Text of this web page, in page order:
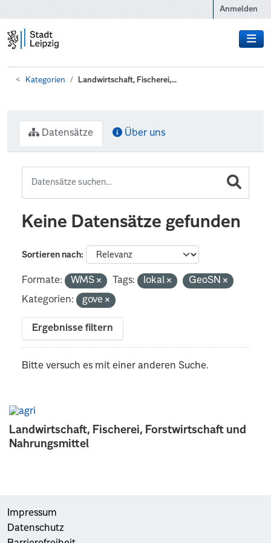
Anmelden
Kategorien Landwirtschaft, Fischerei,...
Landwirtschaft, Fischerei, Forstwirtschaft und
Nahrungsmittel
Datensätze Über uns
Keine Datensätze gefunden
Sortieren nach
Formate: WMS Tags: lokal
GeoSN
Kategorien:
gove
Ergebnisse filtern
Bitte versuch es mit einer anderen Suche.
Impressum
Datenschutz